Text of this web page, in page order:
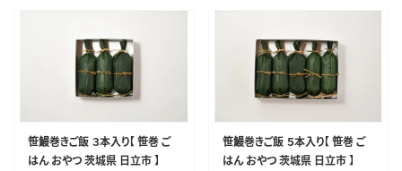
笹鰻巻きご飯 ３本入り【 笹巻 ご
はん おやつ 茨城県 日立市 】
笹鰻巻きご飯 ５本入り【 笹巻 ご
はん おやつ 茨城県 日立市 】